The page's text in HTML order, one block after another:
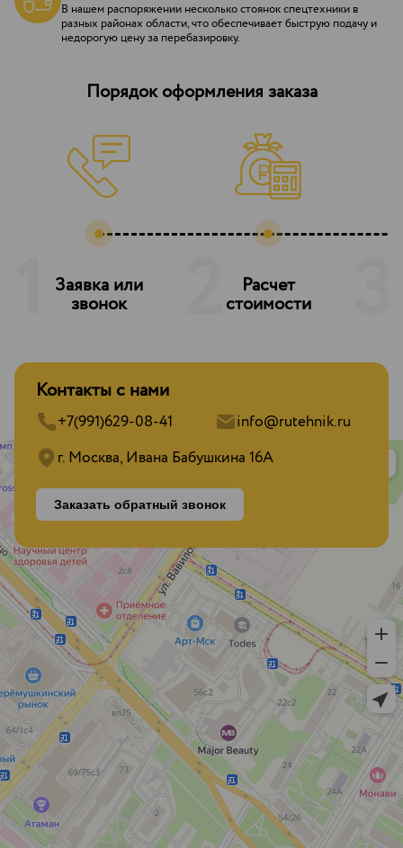
В нашем распоряжении несколько стоянок спецтехники в
разных районах области, что обеспечивает быструю подачу и
недорогую цену за перебазировку.
Порядок оформления заказа
Заявка или
звонок
Расчет
стоимости
Контакты с нами
+7(991)629-08-41
info@rutehnik.ru
г. Москва, Ивана Бабушкина 16А
Заказать обратный звонок